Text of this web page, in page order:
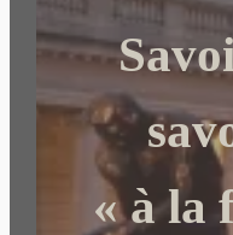
c
h
r
« à la